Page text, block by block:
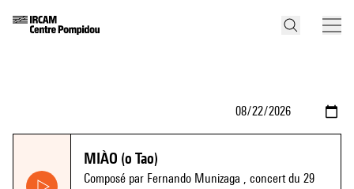
MIÀO (o Tao)
Composé par Fernando Munizaga , concert du 29